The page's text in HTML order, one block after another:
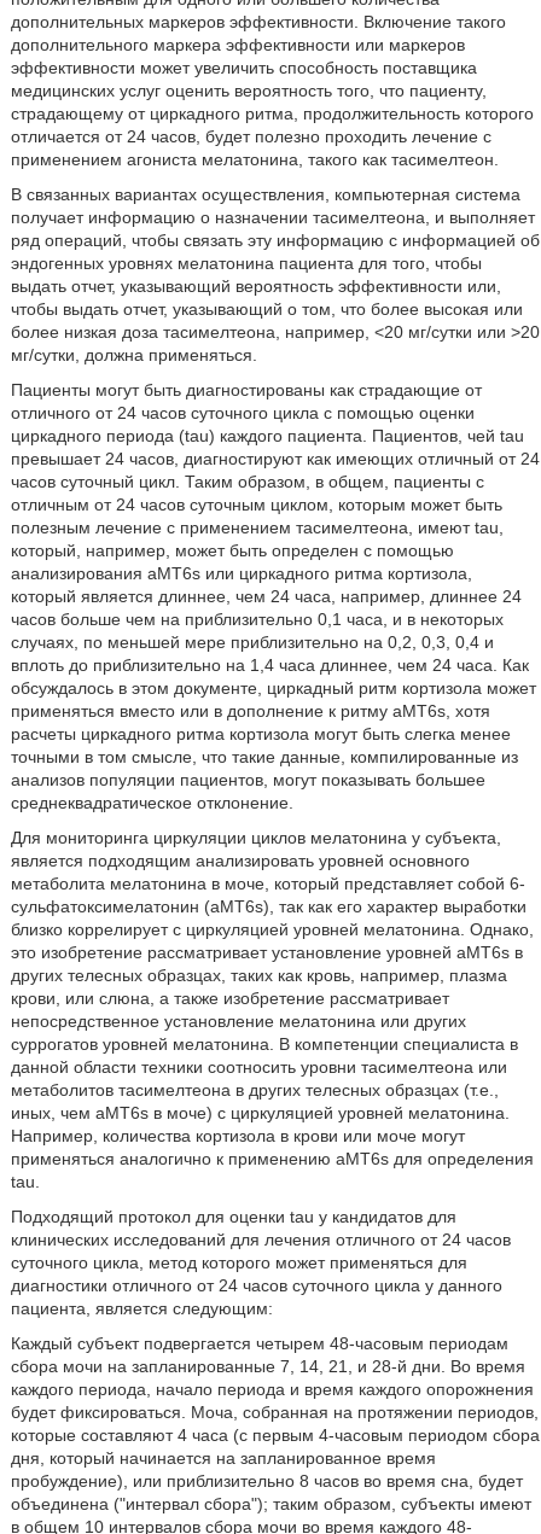
дополнительных маркеров эффективности. Включение такого
дополнительного маркера эффективности или маркеров
эффективности может увеличить способность поставщика
медицинских услуг оценить вероятность того, что пациенту,
страдающему от циркадного ритма, продолжительность которого
отличается от 24 часов, будет полезно проходить лечение с
применением агониста мелатонина, такого как тасимелтеон.
В связанных вариантах осуществления, компьютерная система
получает информацию о назначении тасимелтеона, и выполняет
ряд операций, чтобы связать эту информацию с информацией об
эндогенных уровнях мелатонина пациента для того, чтобы
выдать отчет, указывающий вероятность эффективности или,
чтобы выдать отчет, указывающий о том, что более высокая или
более низкая доза тасимелтеона, например, <20 мг/сутки или >20
мг/сутки, должна применяться.
Пациенты могут быть диагностированы как страдающие от
отличного от 24 часов суточного цикла с помощью оценки
циркадного периода (tau) каждого пациента. Пациентов, чей tau
превышает 24 часов, диагностируют как имеющих отличный от 24
часов суточный цикл. Таким образом, в общем, пациенты с
отличным от 24 часов суточным циклом, которым может быть
полезным лечение с применением тасимелтеона, имеют tau,
который, например, может быть определен с помощью
анализирования aMT6s или циркадного ритма кортизола,
который является длиннее, чем 24 часа, например, длиннее 24
часов больше чем на приблизительно 0,1 часа, и в некоторых
случаях, по меньшей мере приблизительно на 0,2, 0,3, 0,4 и
вплоть до приблизительно на 1,4 часа длиннее, чем 24 часа. Как
обсуждалось в этом документе, циркадный ритм кортизола может
применяться вместо или в дополнение к ритму aMT6s, хотя
расчеты циркадного ритма кортизола могут быть слегка менее
точными в том смысле, что такие данные, компилированные из
анализов популяции пациентов, могут показывать большее
среднеквадратическое отклонение.
Для мониторинга циркуляции циклов мелатонина у субъекта,
является подходящим анализировать уровней основного
метаболита мелатонина в моче, который представляет собой 6-
сульфатоксимелатонин (aMT6s), так как его характер выработки
близко коррелирует с циркуляцией уровней мелатонина. Однако,
это изобретение рассматривает установление уровней aMT6s в
других телесных образцах, таких как кровь, например, плазма
крови, или слюна, а также изобретение рассматривает
непосредственное установление мелатонина или других
суррогатов уровней мелатонина. В компетенции специалиста в
данной области техники соотносить уровни тасимелтеона или
метаболитов тасимелтеона в других телесных образцах (т.е.,
иных, чем aMT6s в моче) с циркуляцией уровней мелатонина.
Например, количества кортизола в крови или моче могут
применяться аналогично к применению aMT6s для определения
tau.
Подходящий протокол для оценки tau у кандидатов для
клинических исследований для лечения отличного от 24 часов
суточного цикла, метод которого может применяться для
диагностики отличного от 24 часов суточного цикла у данного
пациента, является следующим:
Каждый субъект подвергается четырем 48-часовым периодам
сбора мочи на запланированные 7, 14, 21, и 28-й дни. Во время
каждого периода, начало периода и время каждого опорожнения
будет фиксироваться. Моча, собранная на протяжении периодов,
которые составляют 4 часа (с первым 4-часовым периодом сбора
дня, который начинается на запланированное время
пробуждение), или приблизительно 8 часов во время сна, будет
объединена ("интервал сбора"); таким образом, субъекты имеют
в общем 10 интервалов сбора мочи во время каждого 48-